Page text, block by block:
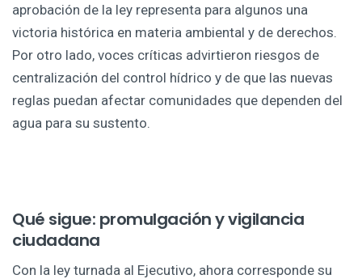
aprobación de la ley representa para algunos una
victoria histórica en materia ambiental y de derechos.
Por otro lado, voces críticas advirtieron riesgos de
centralización del control hídrico y de que las nuevas
reglas puedan afectar comunidades que dependen del
agua para su sustento.
Qué sigue: promulgación y vigilancia
ciudadana
Con la ley turnada al Ejecutivo, ahora corresponde su